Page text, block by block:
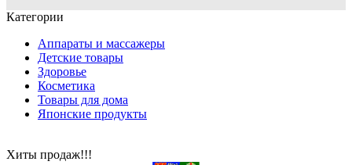
Категории
Аппараты и массажеры
Детские товары
Здоровье
Косметика
Товары для дома
Японские продукты
Хиты продаж!!!